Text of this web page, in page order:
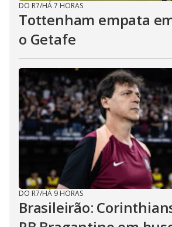
DO R7/HÁ 7 HORAS
Tottenham empata
o Getafe
DO R7/HÁ 9 HORAS
Brasileirão: